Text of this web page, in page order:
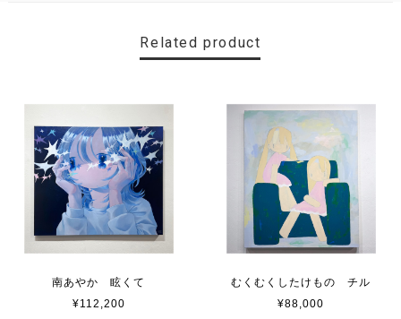
Related product
南あやか 眩くて
¥112,200
むくむくしたけもの チル
¥88,000